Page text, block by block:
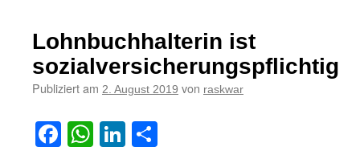
Lohnbuchhalterin ist
sozialversicherungspflichtig
Publiziert am 2. August 2019 von raskwar
Facebook
WhatsApp
LinkedIn